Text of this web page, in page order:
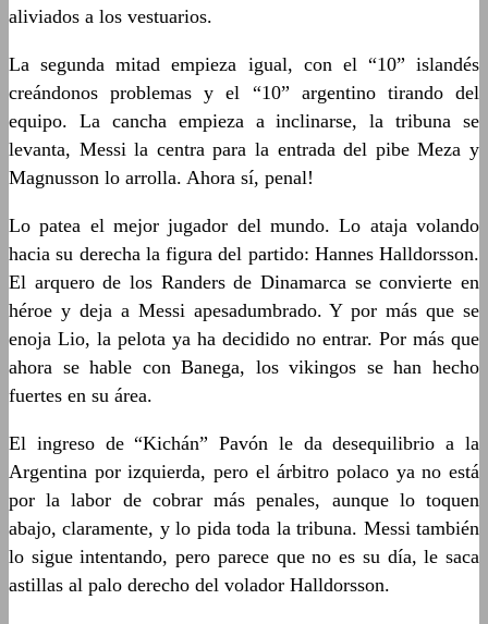
aliviados a los vestuarios.
La segunda mitad empieza igual, con el “10” islandés
creándonos problemas y el “10” argentino tirando del
equipo. La cancha empieza a inclinarse, la tribuna se
levanta, Messi la centra para la entrada del pibe Meza y
Magnusson lo arrolla. Ahora sí, penal!
Lo patea el mejor jugador del mundo. Lo ataja volando
hacia su derecha la figura del partido: Hannes Halldorsson.
El arquero de los Randers de Dinamarca se convierte en
héroe y deja a Messi apesadumbrado. Y por más que se
enoja Lio, la pelota ya ha decidido no entrar. Por más que
ahora se hable con Banega, los vikingos se han hecho
fuertes en su área.
El ingreso de “Kichán” Pavón le da desequilibrio a la
Argentina por izquierda, pero el árbitro polaco ya no está
por la labor de cobrar más penales, aunque lo toquen
abajo, claramente, y lo pida toda la tribuna. Messi también
lo sigue intentando, pero parece que no es su día, le saca
astillas al palo derecho del volador Halldorsson.